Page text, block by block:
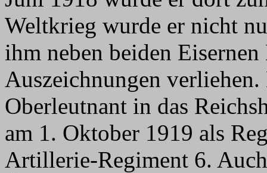
Weltkrieg wurde er nicht
ihm neben beiden
Auszeichnungen
Oberleutnant in das
am 1. Oktober 1919 als
Artillerie-Regiment 6.